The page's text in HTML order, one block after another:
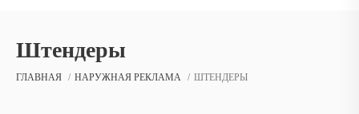
Штендеры
ГЛАВНАЯ НАРУЖНАЯ РЕКЛАМА ШТЕНДЕРЫ